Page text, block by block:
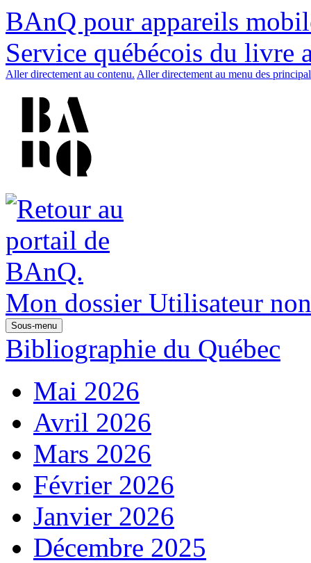
BAnQ pour appareils
Service québécois du livre
Aller directement au contenu. Aller directement au menu des
Mon dossier Utilisateur
Sous-menu
Bibliographie du Québec
Mai 2026
Avril 2026
Mars 2026
Février 2026
Janvier 2026
Décembre 2025